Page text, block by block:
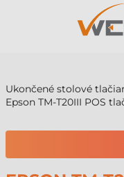
Ukončené stolové
Epson TM-T20III POS